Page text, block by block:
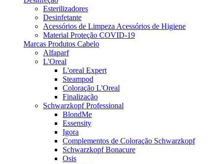
Esterilizadores
Desinfetante
Acessórios de Limpeza Acessórios de Higiene
Material Proteção COVID-19
Marcas Produtos Cabelo
Alfaparf
L'Oreal
L'oreal Expert
Steampod
Coloração L'Oreal
Finalização
Schwarzkopf Professional
BlondMe
Essensity
Igora
Complementos de Coloração Schwarzkopf
Schwarzkopf Bonacure
Osis